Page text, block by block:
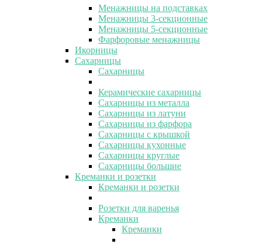
Менажницы на подставках
Менажницы 3-секционные
Менажницы 5-секционные
Фарфоровые менажницы
Икорницы
Сахарницы
Сахарницы
Керамические сахарницы
Сахарницы из металла
Сахарницы из латуни
Сахарницы из фарфора
Сахарницы с крышкой
Сахарницы кухонные
Сахарницы круглые
Сахарницы большие
Креманки и розетки
Креманки и розетки
Розетки для варенья
Креманки
Креманки